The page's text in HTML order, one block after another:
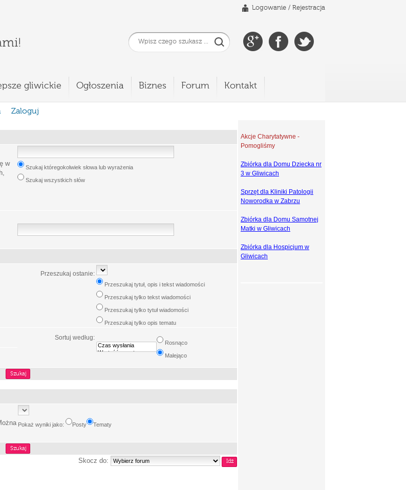
Logowanie / Rejestracja
gliwickie Ogłoszenia Biznes Forum Kontakt
Zaloguj
w
Szukaj któregokolwiek słowa lub wyrażenia
Szukaj wszystkich słów
Przeszukaj ostanie:
Przeszukaj tytuł, opis i tekst wiadomości
Przeszukaj tylko tekst wiadomości
Przeszukaj tylko tytuł wiadomości
Przeszukaj tylko opis tematu
Sortuj według:
Rosnąco
Malejąco
Pokaż wyniki jako: Posty Tematy
Skocz do:
Akcje Charytatywne -
Pomogliśmy
Zbiórka dla Domu Dziecka nr
3 w Gliwicach
Sprzęt dla Kliniki Patologii
Noworodka w Zabrzu
Zbiórka dla Domu Samotnej
Matki w Gliwicach
Zbiórka dla Hospicjum w
Gliwicach